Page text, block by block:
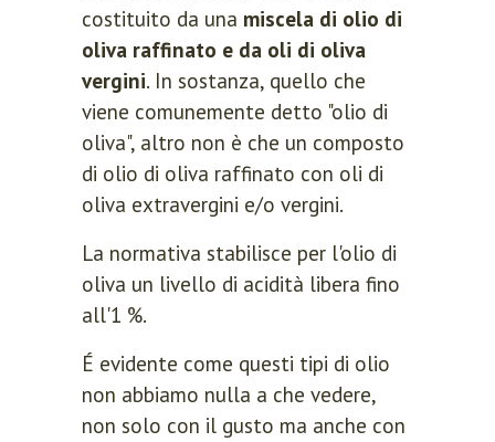
costituito da una miscela di olio di
oliva raffinato e da oli di oliva
vergini. In sostanza, quello che
viene comunemente detto "olio di
oliva", altro non è che un composto
di olio di oliva raffinato con oli di
oliva extravergini e/o vergini.
La normativa stabilisce per l'olio di
oliva un livello di acidità libera fino
all'1 %.
É evidente come questi tipi di olio
non abbiamo nulla a che vedere,
non solo con il gusto ma anche con